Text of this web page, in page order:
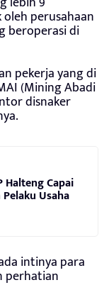
oleh perusahaan
beroperasi di
pekerja yang di
(Mining Abadi
disnaker
Halteng Capai
Usaha
intinya para
perhatian